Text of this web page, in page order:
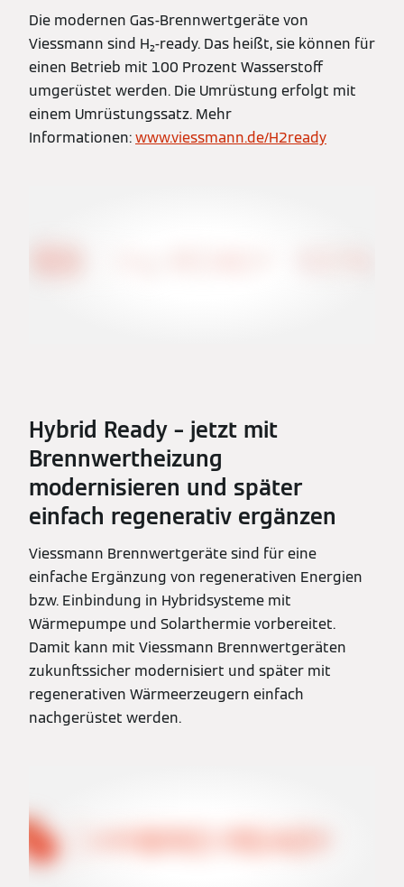
Die modernen Gas-Brennwertgeräte von
Viessmann sind H₂-ready. Das heißt, sie können für
einen Betrieb mit 100 Prozent Wasserstoff
umgerüstet werden. Die Umrüstung erfolgt mit
einem Umrüstungssatz. Mehr
Informationen:www.viessmann.de/H2ready
Hybrid Ready – jetzt mit
Brennwertheizung
modernisieren und später
einfach regenerativ ergänzen
Viessmann Brennwertgeräte sind für eine
einfache Ergänzung von regenerativen Energien
bzw. Einbindung in Hybridsysteme mit
Wärmepumpe und Solarthermie vorbereitet.
Damit kann mit Viessmann Brennwertgeräten
zukunftssicher modernisiert und später mit
regenerativen Wärmeerzeugern einfach
nachgerüstet werden.